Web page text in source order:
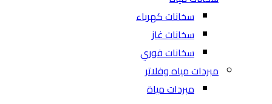
سخانات كهرباء
سخانات غاز
سخانات فوري
مبردات مياه وفلاتر
مبردات مياة